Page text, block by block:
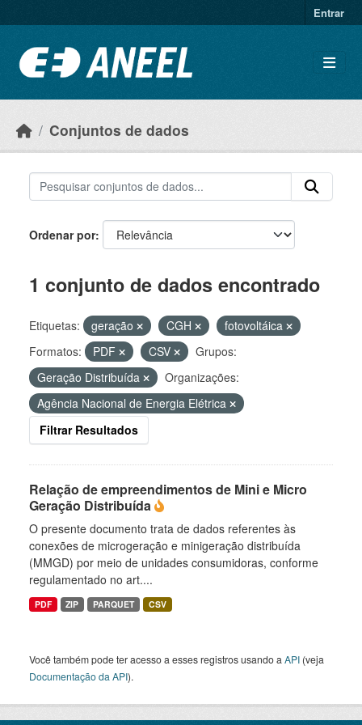
Entrar
Conjuntos de dados
Ordenar por
1 conjunto de dados encontrado
Etiquetas: geração CGH
fotovoltáica
Formatos:
PDF CSV
Grupos:
Geração Distribuída
Organizações:
Agência Nacional de Energia Elétrica
Filtrar Resultados
Relação de empreendimentos de Mini e Micro
Geração Distribuída
O presente documento trata de dados referentes às
conexões de microgeração e minigeração distribuída
(MMGD) por meio de unidades consumidoras, conforme
regulamentado no art....
PDF ZIP PARQUET CSV
Você também pode ter acesso a esses registros usando a API (veja
Documentação da API).